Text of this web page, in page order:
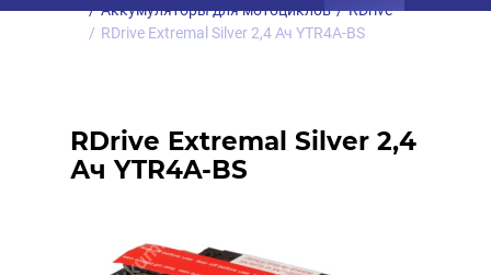
/ Аккумуляторы для мотоциклов / RDrive
/ RDrive Extremal Silver 2,4 Ач YTR4A-BS
RDrive Extremal Silver 2,4
Ач YTR4A-BS